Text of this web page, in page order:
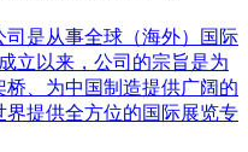
是从事全球（海外）国际
立以来，公司的宗旨是为
、为中国制造提供广阔的
提供全方位的国际展览专